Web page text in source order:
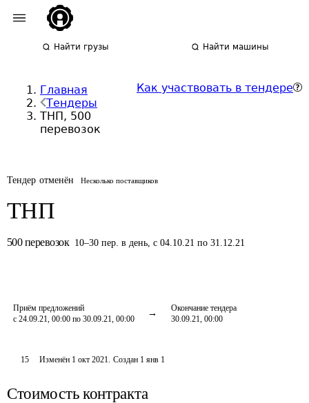
Найти грузы Найти машины
Главная
Тендеры
ТНП, 500
перевозок
Как участвовать в тендере
Тендер отменён Несколько поставщиков
ТНП
500 перевозок 10–30 пер. в день,с 04.10.21 по 31.12.21
Приём предложений
с 24.09.21, 00:00 по 30.09.21, 00:00
Окончание тендера
30.09.21, 00:00
15 Изменён 1 окт 2021. Создан 1 янв 1
Стоимость контракта